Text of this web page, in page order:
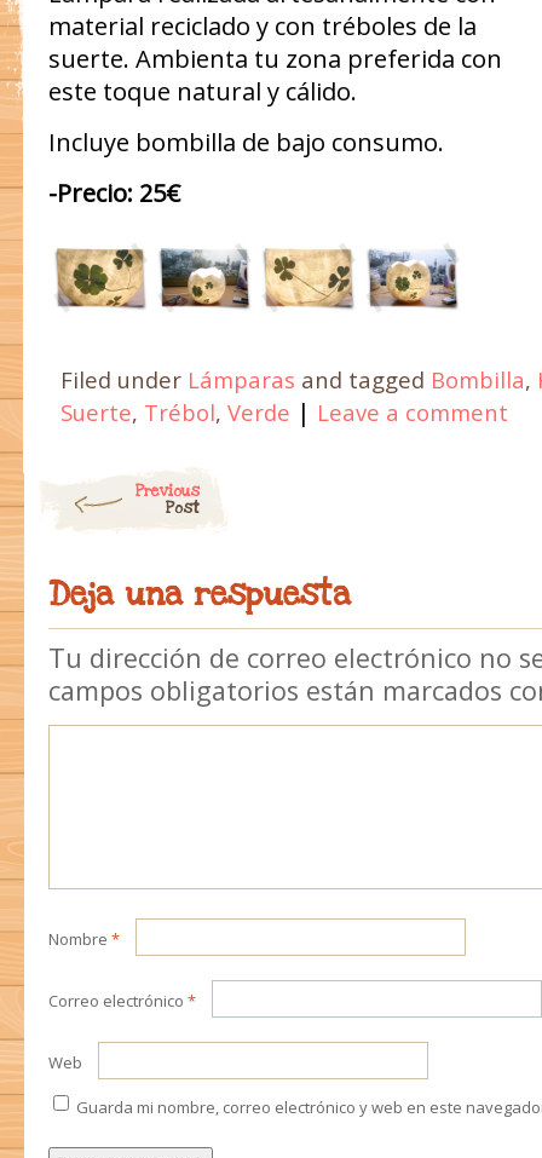
material reciclado y con tréboles de la
suerte. Ambienta tu zona preferida con
este toque natural y cálido.
Incluye bombilla de bajo consumo.
-Precio: 25€
Filed under Lámparas and tagged Bombilla,
Suerte, Trébol, Verde | Leave a comment
Previous
Post
Deja una respuesta
Tu dirección de correo electrónico no
campos obligatorios están marcados
Nombre *
Correo electrónico *
Web
Guarda mi nombre, correo electrónico y web en este